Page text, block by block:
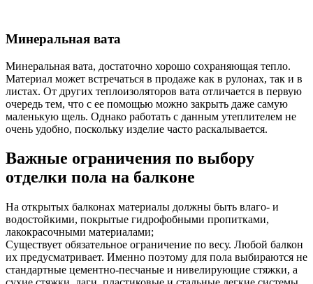
Минеральная вата
Минеральная вата, достаточно хорошо сохраняющая тепло.
Материал может встречаться в продаже как в рулонах, так и в
листах. От других теплоизоляторов вата отличается в первую
очередь тем, что с ее помощью можно закрыть даже самую
маленькую щель. Однако работать с данным утеплителем не
очень удобно, поскольку изделие часто раскалывается.
Важные ограничения по выбору
отделки пола на балконе
На открытых балконах материалы должны быть влаго- и
водостойкими, покрытые гидрофобными пропитками,
лакокрасочными материалами;
Существует обязательное ограничение по весу. Любой балкон
их предусматривает. Именно поэтому для пола выбираются не
стандартные цементно-песчаные и нивелирующие стяжки, а